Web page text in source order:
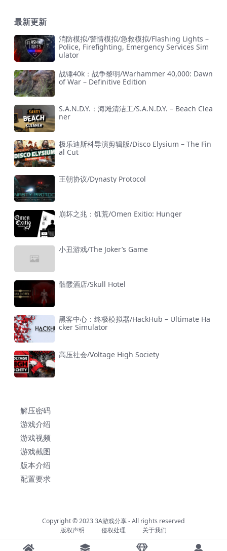
最新更新
消防模拟/警情模拟/急救模拟/Flashing Lights –
Police, Firefighting, Emergency Services Sim
ulator
战锤40k：战争黎明/Warhammer 40,000: Dawn
of War – Definitive Edition
S.A.N.D.Y.：海滩清洁工/S.A.N.D.Y. – Beach Clea
ner
极乐迪斯科导演剪辑版/Disco Elysium – The Fin
al Cut
王朝协议/Dynasty Protocol
崩坏之兆：饥荒/Omen Exitio: Hunger
小丑游戏/The Joker’s Game
骷髅酒店/Skull Hotel
黑客中心：终极模拟器/HackHub – Ultimate Ha
cker Simulator
高压社会/Voltage High Society
解压密码
游戏介绍
游戏视频
游戏截图
版本介绍
配置要求
Copyright © 20233A游戏分享- All rights reserved
版权声明
侵权处理 关于我们